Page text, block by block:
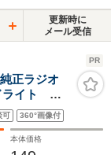
更新時に
メール受信
PR
正ラジオ
ライト オ
横滑り
装置 コー
可 360°画像付
本体価格